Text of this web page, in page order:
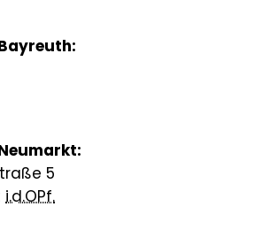
5
i.d.OPf.